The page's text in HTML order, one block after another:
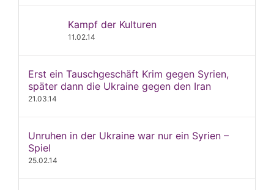
Kampf der Kulturen
11.02.14
Erst ein Tauschgeschäft Krim gegen Syrien,
später dann die Ukraine gegen den Iran
21.03.14
Unruhen in der Ukraine war nur ein Syrien –
Spiel
25.02.14